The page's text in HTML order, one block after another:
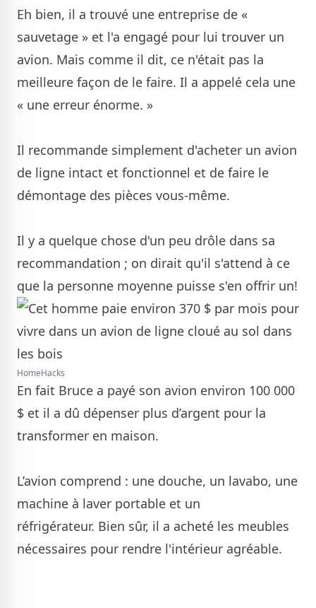
Eh bien, il a trouvé une entreprise de «
sauvetage » et l'a engagé pour lui trouver un
avion. Mais comme il dit, ce n'était pas la
meilleure façon de le faire. Il a appelé cela une
« une erreur énorme. »
Il recommande simplement d'acheter un avion
de ligne intact et fonctionnel et de faire le
démontage des pièces vous-même.
Il y a quelque chose d'un peu drôle dans sa
recommandation ; on dirait qu'il s'attend à ce
que la personne moyenne puisse s'en offrir un!
HomeHacks
En fait Bruce a payé son avion environ 100 000
$ et il a dû dépenser plus d’argent pour la
transformer en maison.
L’avion comprend : une douche, un lavabo, une
machine à laver portable et un
réfrigérateur. Bien sûr, il a acheté les meubles
nécessaires pour rendre l'intérieur agréable.